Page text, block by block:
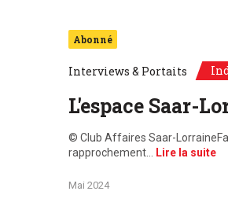
Abonné
Interviews & Portaits
L'espace Saar-
© Club Affaires Saar-
rapprochement…
Lire la suite
Mai 2024